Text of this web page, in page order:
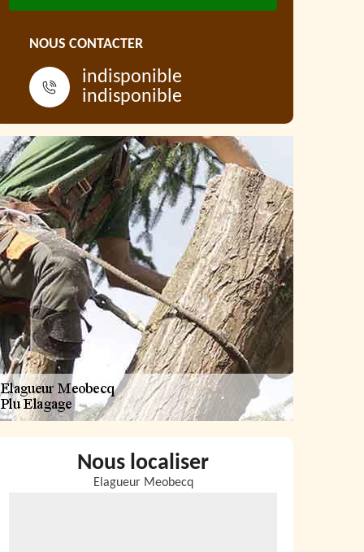
NOUS CONTACTER
indisponible
indisponible
Nous localiser
Elagueur Meobecq